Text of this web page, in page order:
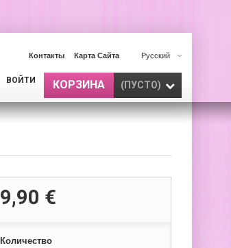
Русский
Контакты Карта Сайта
КОРЗИНА (ПУСТО)
ВОЙТИ
9,90 €
Количество